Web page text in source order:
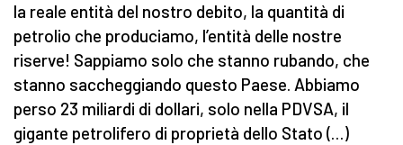
la reale entità del nostro debito, la quantità di
petrolio che produciamo, l’entità delle nostre
riserve! Sappiamo solo che stanno rubando, che
stanno saccheggiando questo Paese. Abbiamo
perso 23 miliardi di dollari, solo nella PDVSA, il
gigante petrolifero di proprietà dello Stato (…)